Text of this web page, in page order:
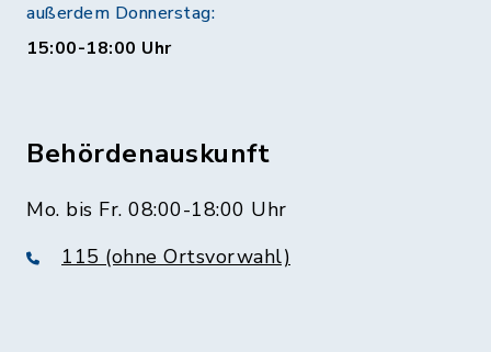
außerdem Donnerstag:
15:00-18:00 Uhr
Behördenauskunft
Mo. bis Fr. 08:00-18:00 Uhr
115 (ohne Ortsvorwahl)